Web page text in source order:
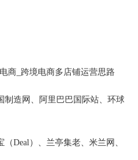
制造网、阿里巴巴国际站、环球
Deal）、兰亭集老、米兰网、